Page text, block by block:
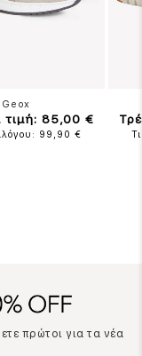
Geox
τιμή: 85,00 €
99,90 €
πρώτοι για τα νέα